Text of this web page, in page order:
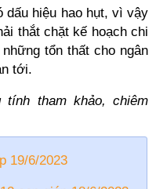
dấu hiệu hao hụt, vì vậy
thắt chặt kế hoạch chi
tổn thất cho ngân
tới.
tính tham khảo, chiêm
19/6/2023